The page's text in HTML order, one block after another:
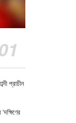
প্রাচীন